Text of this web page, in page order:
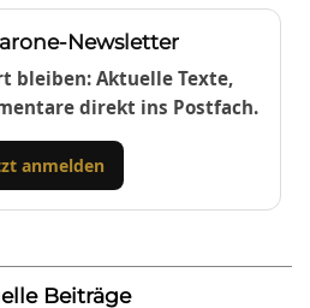
Newsletter
bleiben: Aktuelle Texte,
direkt ins Postfach.
anmelden
Beiträge